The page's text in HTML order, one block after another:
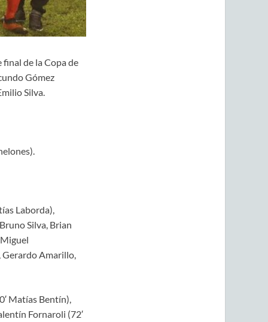
de la Copa de
Gómez
Silva.
Laborda),
Silva, Brian
Gerardo Amarillo,
Matías Bentín),
Fornaroli (72′